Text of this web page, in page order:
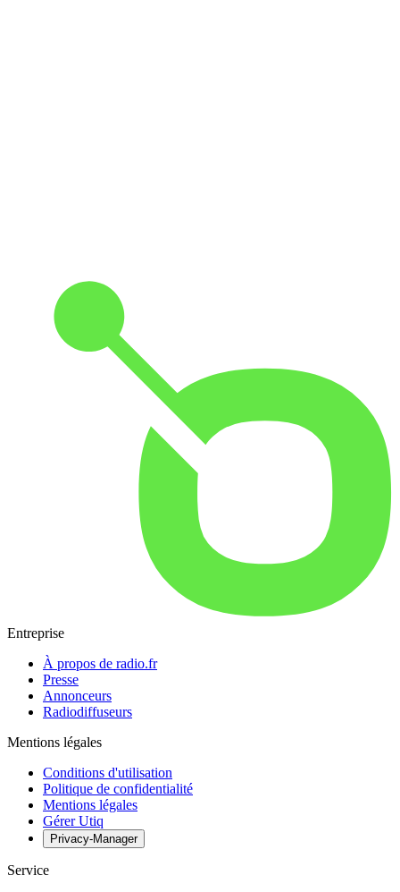
Entreprise
À propos de radio.fr
Presse
Annonceurs
Radiodiffuseurs
Mentions légales
Conditions d'utilisation
Politique de confidentialité
Mentions légales
Gérer Utiq
Privacy-Manager
Service